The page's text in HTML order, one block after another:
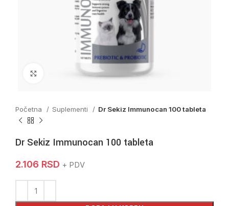
Click to enlarge
Početna Suplementi Dr Sekiz Immunocan 100 tableta
Dr Sekiz Immunocan 100 tableta
2.106 RSD + PDV